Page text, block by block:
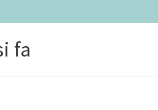
fa